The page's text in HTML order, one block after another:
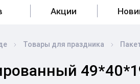
Акции
Товары для праздника